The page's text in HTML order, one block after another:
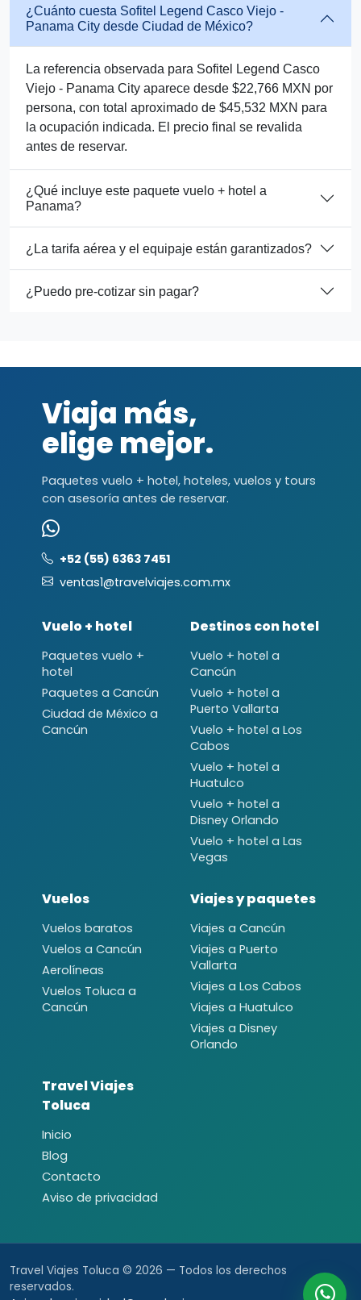
¿Cuánto cuesta Sofitel Legend Casco Viejo -
Panama City desde Ciudad de México?
La referencia observada para Sofitel Legend Casco
Viejo - Panama City aparece desde $22,766 MXN por
persona, con total aproximado de $45,532 MXN para
la ocupación indicada. El precio final se revalida
antes de reservar.
¿Qué incluye este paquete vuelo + hotel a
Panama?
¿La tarifa aérea y el equipaje están garantizados?
¿Puedo pre-cotizar sin pagar?
Viaja más,
elige mejor.
Paquetes vuelo + hotel, hoteles, vuelos y tours
con asesoría antes de reservar.
+52 (55) 6363 7451
ventas1@travelviajes.com.mx
Vuelo + hotel
Paquetes vuelo +
hotel
Paquetes a Cancún
Ciudad de México a
Cancún
Destinos con hotel
Vuelo + hotel a
Cancún
Vuelo + hotel a
Puerto Vallarta
Vuelo + hotel a Los
Cabos
Vuelo + hotel a
Huatulco
Vuelo + hotel a
Disney Orlando
Vuelo + hotel a Las
Vegas
Vuelos
Vuelos baratos
Vuelos a Cancún
Aerolíneas
Vuelos Toluca a
Cancún
Viajes y paquetes
Viajes a Cancún
Viajes a Puerto
Vallarta
Viajes a Los Cabos
Viajes a Huatulco
Viajes a Disney
Orlando
Travel Viajes
Toluca
Inicio
Blog
Contacto
Aviso de privacidad
Travel Viajes Toluca © 2026 — Todos los derechos
reservados.